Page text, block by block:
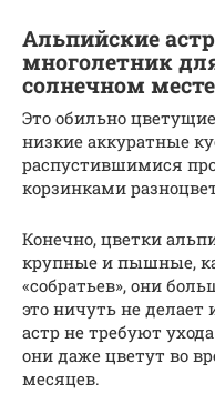
Альпийские
многолетник
солнечном месте
Это обильно
низкие аккуратные
распустившимися
корзинками
Конечно, цветки
крупные и пышные,
«собратьев», они
это ничуть не делает
астр не требуют
они даже цветут во
месяцев.